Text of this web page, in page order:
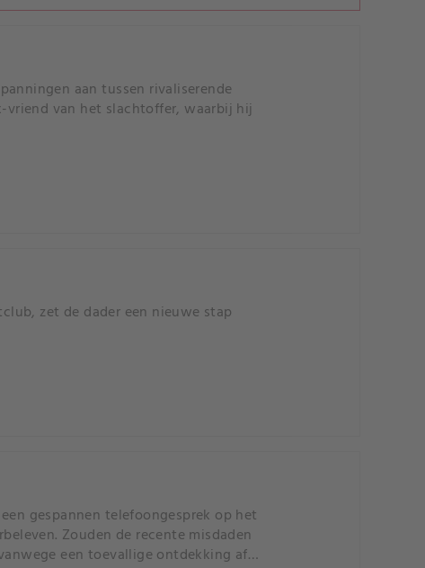
aan tussen rivaliserende
vriend van het slachtoffer, waarbij hij
zet de dader een nieuwe stap
gespannen telefoongesprek op het
Zouden de recente misdaden
een toevallige ontdekking af